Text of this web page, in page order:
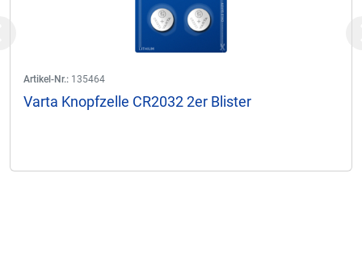
Artikel-Nr.: 135464
Varta Knopfzelle CR2032 2er Blister